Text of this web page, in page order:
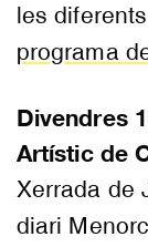
les
programa
Divendres
Artístic de
Xerrada de
diari